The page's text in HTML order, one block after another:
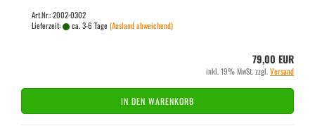
Art.Nr.: 2002-0302
Lieferzeit:
ca. 3-6 Tage(Ausland abweichend)
79,00 EUR
inkl. 19% MwSt. zzgl.Versand
IN DEN WARENKORB